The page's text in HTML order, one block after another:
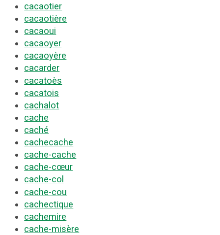
cacaotier
cacaotière
cacaoui
cacaoyer
cacaoyère
cacarder
cacatoès
cacatois
cachalot
cache
caché
cachecache
cache-cache
cache-cœur
cache-col
cache-cou
cachectique
cachemire
cache-misère